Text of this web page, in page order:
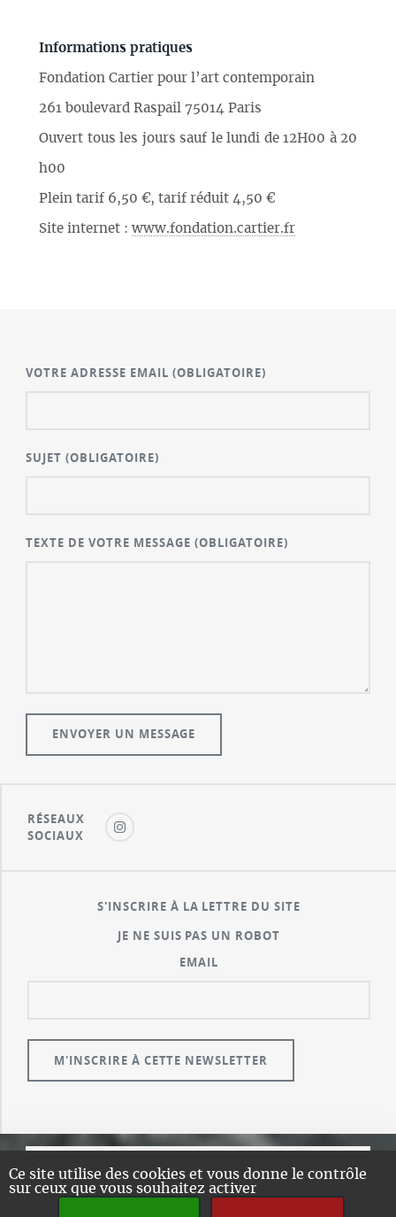
Ce site utilise des cookies et vous donne le contrôle
sur ceux que vous souhaitez activer
Informations pratiques
Fondation Cartier pour l’art contemporain
261 boulevard Raspail 75014 Paris
Ouvert tous les jours sauf le lundi de 12H00 à 20
h00
Plein tarif 6,50 €, tarif réduit 4,50 €
Site internet : www.fondation.cartier.fr
VOTRE ADRESSE EMAIL(OBLIGATOIRE)
SUJET(OBLIGATOIRE)
TEXTE DE VOTRE MESSAGE(OBLIGATOIRE)
RÉSEAUX
SOCIAUX
S'INSCRIRE À LA LETTRE DU SITE
JE NE SUIS PAS UN ROBOT
EMAIL
© GUALENI.COM
A PROPOS